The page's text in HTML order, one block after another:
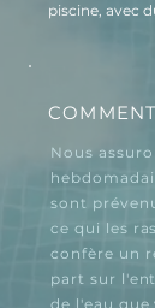
piscine, avec
Nous
sont
ce qui les
confère un
part sur
de l'eau